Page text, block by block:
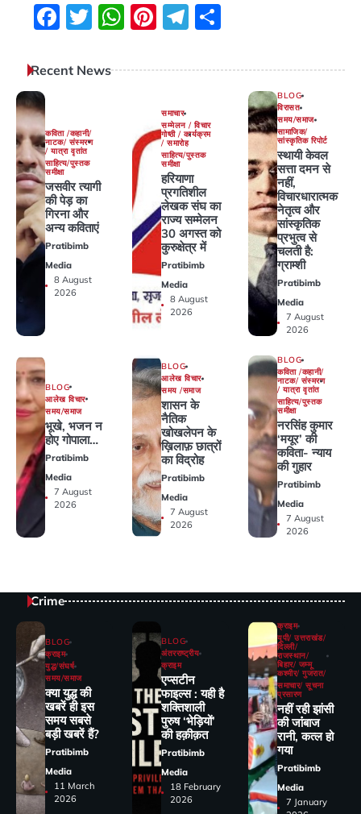
Facebook
Twitter
WhatsApp
Pinterest
Telegram
Recent News
कविता /कहानी/
नाटक/ संस्मरण
/ यात्रा वृतांत
साहित्य/पुस्तक
समीक्षा
जसवीर त्यागी
की पेड़ का
गिरना और
अन्य कविताएं
Pratibimb
Media
8 August
2026
समाचार
सम्मेलन / विचार
गोष्ठी / कार्यक्रम
/ समारोह
साहित्य/पुस्तक
समीक्षा
हरियाणा
प्रगतिशील
लेखक संघ का
राज्य सम्मेलन
30 अगस्त को
कुरुक्षेत्र में
Pratibimb
Media
8 August
2026
BLOG
विरासत
समय/समाज
सामाजिक/
सांस्कृतिक रिपोर्ट
स्थायी केवल
सत्ता दमन से
नहीं,
विचारधारात्मक
नेतृत्व और
सांस्कृतिक
प्रभुत्व से
चलती है:
ग्राम्शी
Pratibimb
Media
7 August
2026
BLOG
आलेख विचार
समय/समाज
भूखे, भजन न
होए गोपाला…
Pratibimb
Media
7 August
2026
BLOG
आलेख विचार
समय /समाज
शासन के
नैतिक
खोखलेपन के
ख़िलाफ़ छात्रों
का विद्रोह
Pratibimb
Media
7 August
2026
BLOG
कविता /कहानी/
नाटक/ संस्मरण
/ यात्रा वृतांत
साहित्य/पुस्तक
समीक्षा
नरसिंह कुमार
‘मयूर’ की
कविता- न्याय
की गुहार
Pratibimb
Media
7 August
2026
Crime
BLOG
क्राइम
युद्ध/संघर्ष
समय/समाज
क्या युद्ध की
खबरें ही इस
समय सबसे
बड़ी खबरें हैं?
Pratibimb
Media
11 March
2026
BLOG
अंतरराष्ट्रीय
क्राइम
एप्सटीन
फाइल्स : यही है
शक्तिशाली
पुरुष ‘भेड़ियों’
की हक़ीक़त
Pratibimb
Media
18 February
2026
क्राइम
यूपी/ उत्तराखंड/
दिल्ली/
राजस्थान/
बिहार/ जम्मू
कश्मीर/ गुजरात/
समाचार/ सूचना
प्रसारण
नहीं रही झांसी
की जांंबाज
रानी, कत्‍ल हो
गया
Pratibimb
Media
7 January